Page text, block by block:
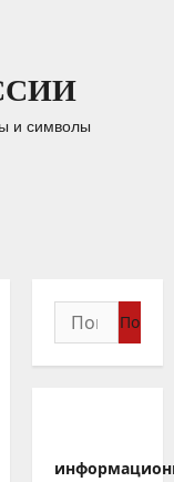
и символы
Найти: